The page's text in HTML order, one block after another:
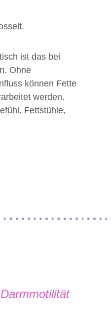
ist das bei
Ohne
können Fette
werden.
Fettstühle,